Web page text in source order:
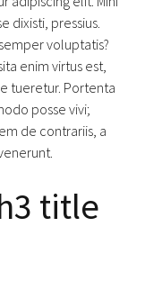
dixisti, pressius.
voluptatis?
enim virtus est,
tueretur. Portenta
posse vivi;
de contrariis, a
title